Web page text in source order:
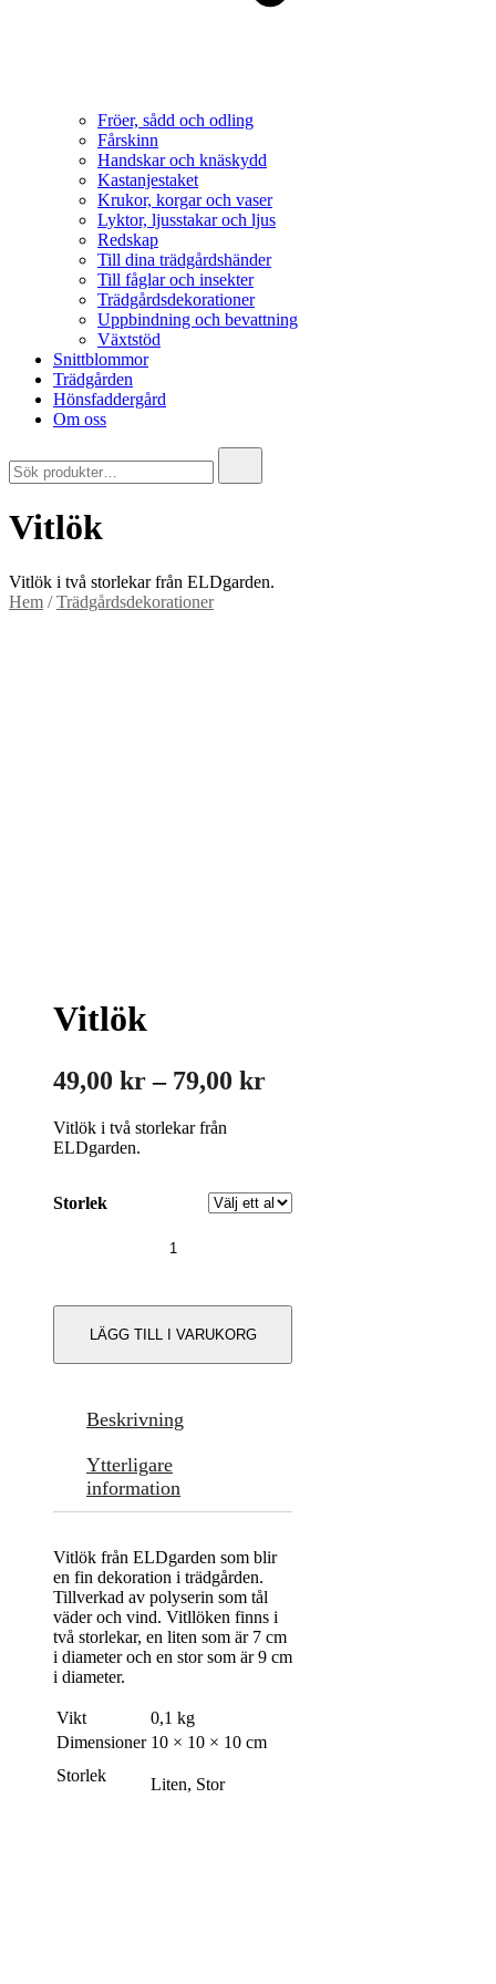
Fröer, sådd och odling
Fårskinn
Handskar och knäskydd
Kastanjestaket
Krukor, korgar och vaser
Lyktor, ljusstakar och ljus
Redskap
Till dina trädgårdshänder
Till fåglar och insekter
Trädgårdsdekorationer
Uppbindning och bevattning
Växtstöd
Snittblommor
Trädgården
Hönsfaddergård
Om oss
for:
Vitlök
Vitlök i två storlekar från ELDgarden.
Hem /Trädgårdsdekorationer
Vitlök
49,00 kr – 79,00 krPrisintervall:
Vitlök i två storlekar från
ELDgarden.
Storlek
mängd
LÄGG TILL I VARUKORG
Beskrivning
Ytterligare
information
Vitlök från ELDgarden som blir
en fin dekoration i trädgården.
Tillverkad av polyserin som tål
väder och vind. Vitllöken finns i
två storlekar, en liten som är 7 cm
i diameter och en stor som är 9 cm
i diameter.
Vikt
0,1 kg
Dimensioner 10 × 10 × 10 cm
Storlek
Liten, Stor